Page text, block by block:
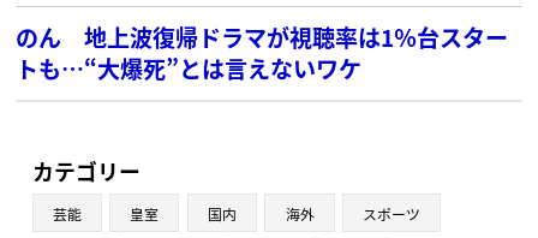
のん 地上波復帰ドラマが視聴率は1％台スター
トも…“大爆死”とは言えないワケ
カテゴリー
芸能 皇室 国内 海外 スポーツ